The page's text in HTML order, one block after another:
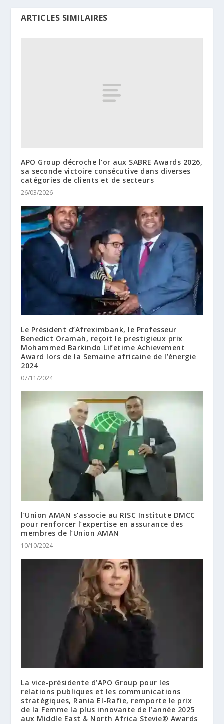
ARTICLES SIMILAIRES
APO Group décroche l’or aux SABRE Awards 2026,
sa seconde victoire consécutive dans diverses
catégories de clients et de secteurs
26/03/2026
Le Président d’Afreximbank, le Professeur
Benedict Oramah, reçoit le prestigieux prix
Mohammed Barkindo Lifetime Achievement
Award lors de la Semaine africaine de l’énergie
2024
07/11/2024
l’Union AMAN s’associe au RISC Institute DMCC
pour renforcer l’expertise en assurance des
membres de l’Union AMAN
10/10/2024
La vice-présidente d’APO Group pour les
relations publiques et les communications
stratégiques, Rania El-Rafie, remporte le prix
de la Femme la plus innovante de l’année 2025
aux Middle East & North Africa Stevie® Awards